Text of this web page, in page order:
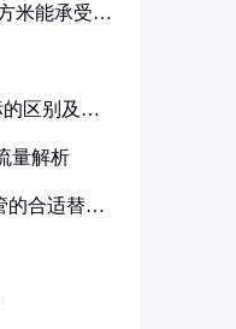
米能承受多
区别及其
量解析
的合适替代